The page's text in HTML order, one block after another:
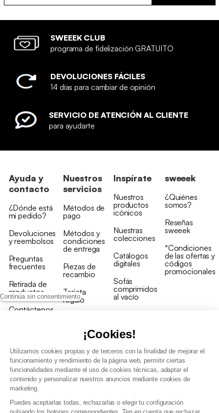
Continúa sin consentimiento
¡Cookies!
Utilizamos cookies propias y de terceros con la finalidad de mejorar el
funcionamiento y rendimiento de la página web, permitir ciertas
funcionalidades mediante el uso de cookies técnicas, adaptar el
contenido y personalizar nuestros anuncios mediante cookies de
marketing.
Puedes aceptarlas todas, rechazarlas o elegir tu configuración
SWEEEK CLUB
programa de fidelización GRATUITO
DEVOLUCIONES FÁCILES
14 días para cambiar de opinión
SERVICIO DE ATENCIÓN AL CLIENTE
para ayudarte
Ayuda y
contacto
¿Dónde está
mi pedido?
Devoluciones
y reembolsos
Preguntas
frecuentes
Retirada de
productos
Contáctenos
Nuestros
servicios
Métodos de
pago
Métodos y
condiciones
de entrega
Piezas de
recambio
Tarjeta
regalo
Inspírate
Nuestros
productos
icónicos
Nuestras
colecciones
Catálogos
digitales
Sofás
comprimidos
al vacío
sweeek
¿Quiénes
somos?
Reseñas
sweeek
*Condiciones
de las ofertas y
códigos
promocionales
Política de gestión de datos personales y cookies